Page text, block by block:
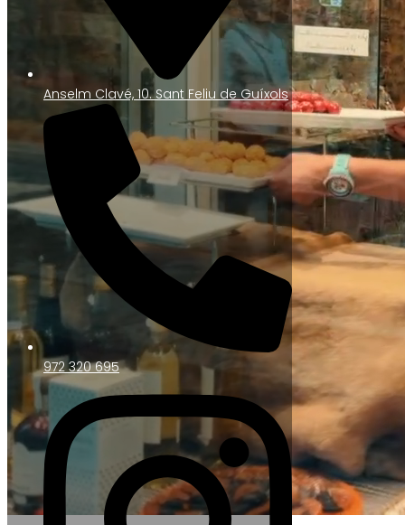
Anselm Clavé, 10. Sant Feliu de Guíxols
972 320 695